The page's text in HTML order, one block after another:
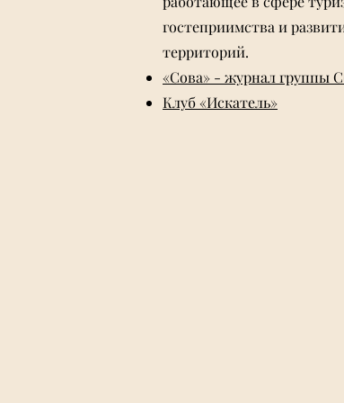
гостеприимства и
территорий.
«Сова» - журнал группы
Клуб «Искатель»